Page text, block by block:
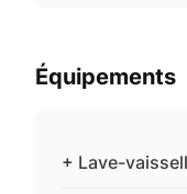
Équipements
+ Lave-